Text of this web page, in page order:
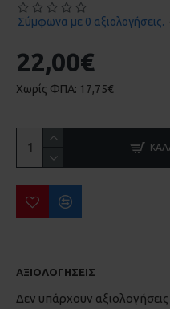
Σύμφωνα με 0 αξιολογήσεις.
22,00€
Χωρίς ΦΠΑ: 17,75€
ΑΞΙΟΛΟΓΉΣΕΙΣ
Δεν υπάρχουν αξιολογήσεις